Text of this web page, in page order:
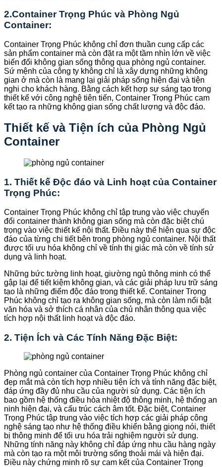
2.Container Trọng Phúc và Phòng Ngủ
Container:
Container Trọng Phúc không chỉ đơn thuần cung cấp các
sản phẩm container mà còn đặt ra một tầm nhìn lớn về việc
biến đổi không gian sống thông qua phòng ngủ container.
Sứ mệnh của công ty không chỉ là xây dựng những không
gian ở mà còn là mang lại giải pháp sống hiện đại và tiện
nghi cho khách hàng. Bằng cách kết hợp sự sáng tạo trong
thiết kế với công nghệ tiên tiến, Container Trọng Phúc cam
kết tạo ra những không gian sống chất lượng và độc đáo.
Thiết kế và Tiện ích của Phòng Ngủ
Container
1. Thiết kế Độc đáo và Linh hoạt của Container
Trọng Phúc:
Container Trọng Phúc không chỉ tập trung vào việc chuyển
đổi container thành không gian sống mà còn đặc biệt chú
trọng vào việc thiết kế nội thất. Điều này thể hiện qua sự độc
đáo của từng chi tiết bên trong phòng ngủ container. Nội thất
được tối ưu hóa không chỉ về tính thị giác mà còn về tính sử
dụng và linh hoạt.
Những bức tường linh hoạt, giường ngủ thông minh có thể
gập lại để tiết kiệm không gian, và các giải pháp lưu trữ sáng
tạo là những điểm độc đáo trong thiết kế. Container Trọng
Phúc không chỉ tạo ra không gian sống, mà còn làm nổi bật
văn hóa và sở thích cá nhân của chủ nhân thông qua việc
tích hợp nội thất linh hoạt và độc đáo.
2. Tiện Ích và Các Tính Năng Đặc Biệt:
Phòng ngủ container của Container Trọng Phúc không chỉ
đẹp mắt mà còn tích hợp nhiều tiện ích và tính năng đặc biệt,
đáp ứng đầy đủ nhu cầu của người sử dụng. Các tiện ích
bao gồm hệ thống điều hòa nhiệt độ thông minh, hệ thống an
ninh hiện đại, và cấu trúc cách âm tốt. Đặc biệt, Container
Trọng Phúc tập trung vào việc tích hợp các giải pháp công
nghệ sáng tạo như hệ thống điều khiển bằng giọng nói, thiết
bị thông minh để tối ưu hóa trải nghiệm người sử dụng.
Những tính năng này không chỉ đáp ứng nhu cầu hàng ngày
mà còn tạo ra một môi trường sống thoải mái và hiện đại.
Điều này chứng minh rõ sự cam kết của Container Trọng